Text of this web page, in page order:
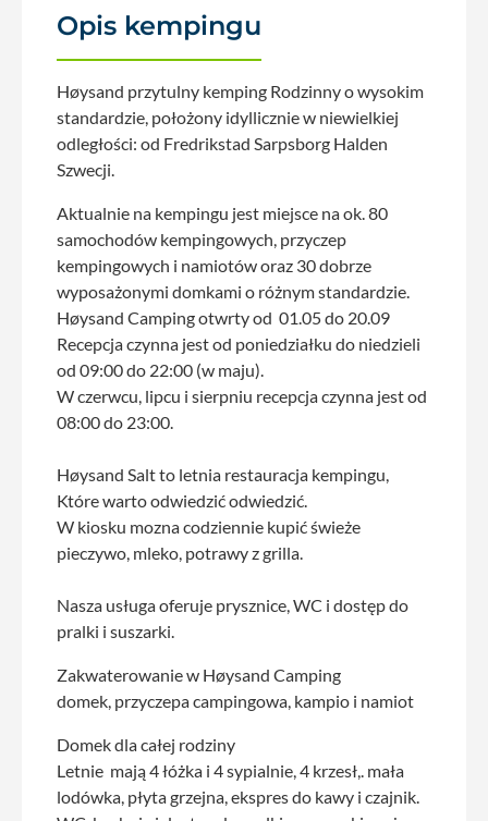
Opis kempingu
Høysand przytulny kemping Rodzinny o wysokim
standardzie, położony idyllicznie w niewielkiej
odległości: od Fredrikstad Sarpsborg Halden
Szwecji.
Aktualnie na kempingu jest miejsce na ok. 80
samochodów kempingowych, przyczep
kempingowych i namiotów oraz 30 dobrze
wyposażonymi domkami o różnym standardzie.
Høysand Camping otwrty od 01.05 do 20.09
Recepcja czynna jest od poniedziałku do niedzieli
od 09:00 do 22:00 (w maju).
W czerwcu, lipcu i sierpniu recepcja czynna jest od
08:00 do 23:00.
Høysand Salt to letnia restauracja kempingu,
Które warto odwiedzić odwiedzić.
W kiosku mozna codziennie kupić świeże
pieczywo, mleko, potrawy z grilla.
Nasza usługa oferuje prysznice, WC i dostęp do
pralki i suszarki.
Zakwaterowanie w Høysand Camping
domek, przyczepa campingowa, kampio i namiot
Domek dla całej rodziny
Letnie mają 4 łóżka i 4 sypialnie, 4 krzesł,. mała
lodówka, płyta grzejna, ekspres do kawy i czajnik.